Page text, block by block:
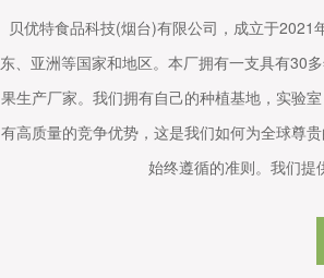
贝优特食品科技(烟台)有限公司，成立于
东、亚洲等国家和地区。本厂拥有一支具有30
果生产厂家。我们拥有自己的种植基地，实验
有高质量的竞争优势，这是我们如何为全球尊
始终遵循的准则。我们提